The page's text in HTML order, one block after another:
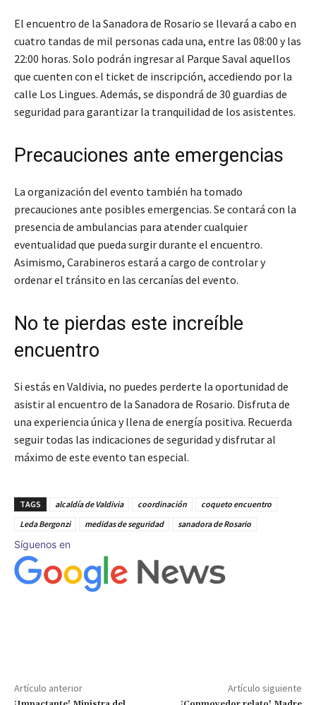
El encuentro de la Sanadora de Rosario se llevará a cabo en
cuatro tandas de mil personas cada una, entre las 08:00 y las
22:00 horas. Solo podrán ingresar al Parque Saval aquellos
que cuenten con el ticket de inscripción, accediendo por la
calle Los Lingues. Además, se dispondrá de 30 guardias de
seguridad para garantizar la tranquilidad de los asistentes.
Precauciones ante emergencias
La organización del evento también ha tomado
precauciones ante posibles emergencias. Se contará con la
presencia de ambulancias para atender cualquier
eventualidad que pueda surgir durante el encuentro.
Asimismo, Carabineros estará a cargo de controlar y
ordenar el tránsito en las cercanías del evento.
No te pierdas este increíble
encuentro
Si estás en Valdivia, no puedes perderte la oportunidad de
asistir al encuentro de la Sanadora de Rosario. Disfruta de
una experiencia única y llena de energía positiva. Recuerda
seguir todas las indicaciones de seguridad y disfrutar al
máximo de este evento tan especial.
TAGS alcaldía de Valdivia coordinación
coqueto encuentro
Leda Bergonzi
medidas de seguridad sanadora de Rosario
Síguenos en
Artículo anterior Artículo siguiente